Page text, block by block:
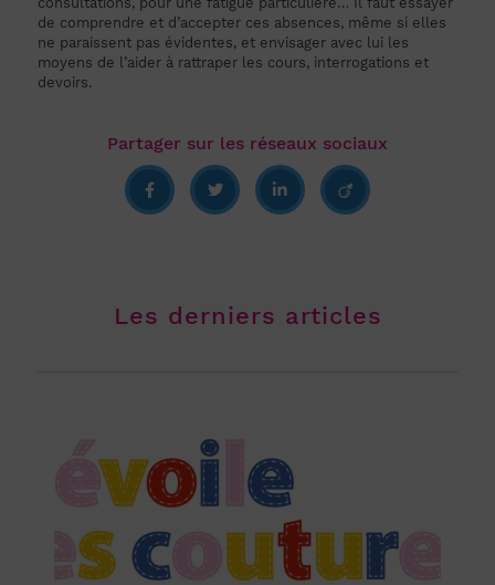
de comprendre et d’accepter ces absences, même si elles
ne paraissent pas évidentes, et envisager avec lui les
moyens de l’aider à rattraper les cours, interrogations et
devoirs.
Les derniers articles